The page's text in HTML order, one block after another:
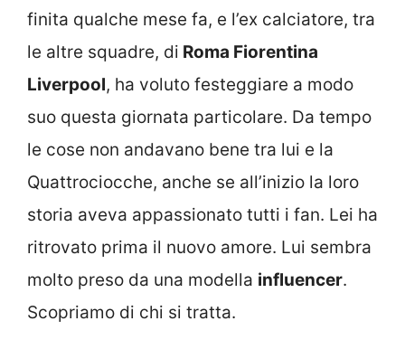
finita qualche mese fa, e l’ex calciatore, tra
le altre squadre, di Roma Fiorentina
Liverpool, ha voluto festeggiare a modo
suo questa giornata particolare. Da tempo
le cose non andavano bene tra lui e la
Quattrociocche, anche se all’inizio la loro
storia aveva appassionato tutti i fan. Lei ha
ritrovato prima il nuovo amore. Lui sembra
molto preso da una modella influencer.
Scopriamo di chi si tratta.